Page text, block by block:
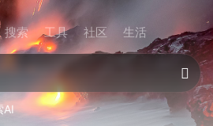
搜索 工具 社区 生活
AI